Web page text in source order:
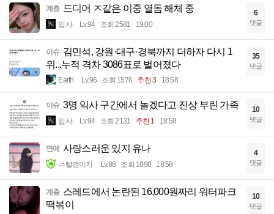
계층 드디어 ㅈ같은 이중 열돔 해체 중
입사 Lv.94 조회 2581 19:00
6
댓글
이슈 김민석, 강원·대구·경북까지 더하자 다시 1
위...누적 격차 3086표로 벌어졌다
Earth Lv.96 조회 1576 추천 3 18:58
35
댓글
이슈 3명 익사 구간에서 놀겠다고 진상 부린 가족
입사 Lv.94 조회 2131 추천 1 18:58
10
댓글
연예 사랑스러운 있지 유나
너빨갱이지 Lv.86 조회 1090 18:58
4
댓글
계층 스레드에서 논란된 16,000원짜리 워터파크
떡볶이
10
댓글